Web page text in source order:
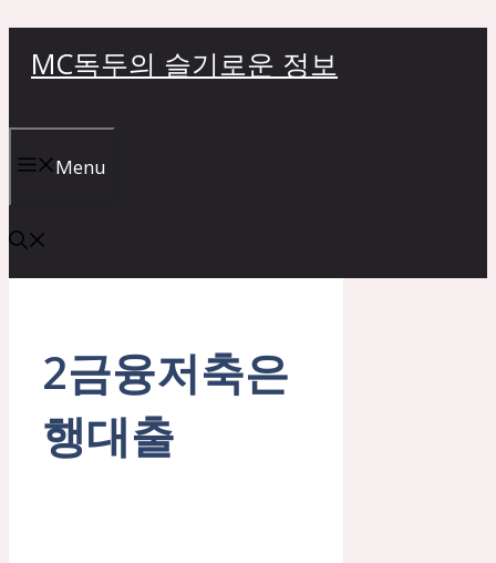
너
뛰
기
MC독두의 슬기로운 정보
Menu
2금융저축은
행대출